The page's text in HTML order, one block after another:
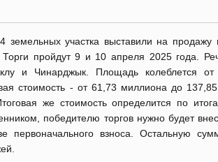
земельных участка выставили на
Торги пройдут 9 и 10 апреля 2025 года.
и Чинарджык. Площадь колеблется
стоимость - от 61,73 миллиона до
же стоимость определится по
победителю торгов нужно будет
первоначального взноса. Остальную